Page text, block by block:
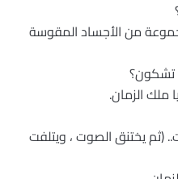
من الأجساد المقوسة
تشكون؟
ملك الزمان.
يختنق الصوت ، ويتلفت